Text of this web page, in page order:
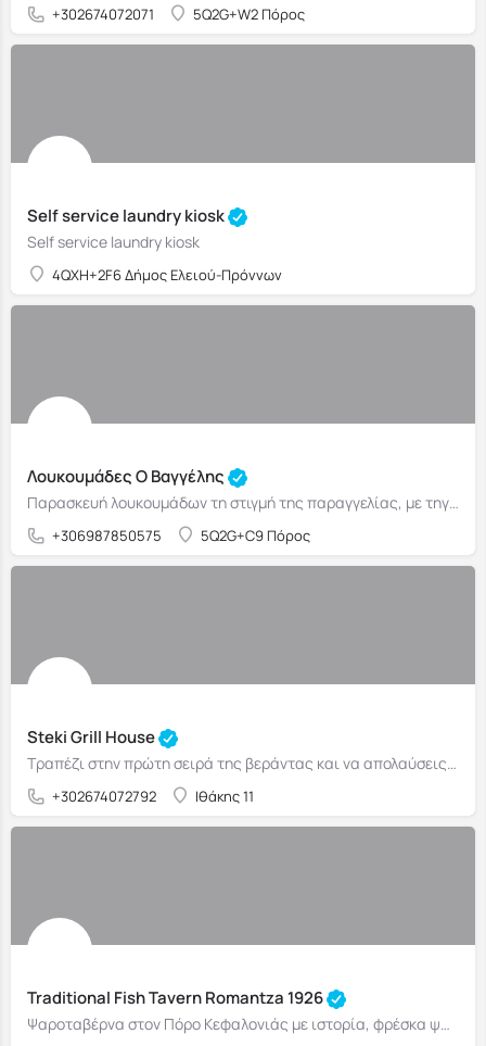
+302674072071 5Q2G+W2 Πόρος
Self service laundry kiosk
Self service laundry kiosk
4QXH+2F6 Δήμος Ελειού-Πρόννων
Λουκουμάδες Ο Βαγγέλης
Παρασκευή λουκουμάδων τη στιγμή της παραγγελίας, με τηγάνισμα επί τόπου στον πάγκο
+306987850575 5Q2G+C9 Πόρος
Steki Grill House
Tραπέζι στην πρώτη σειρά της βεράντας και να απολαύσεις τη θέα στη θάλασσα όσο πέφτει ο ήλιος
+302674072792 Ιθάκης 11
Traditional Fish Tavern Romantza 1926
Ψαροταβέρνα στον Πόρο Κεφαλονιάς με ιστορία, φρέσκα ψάρια και θέα στο Ιόνιο.